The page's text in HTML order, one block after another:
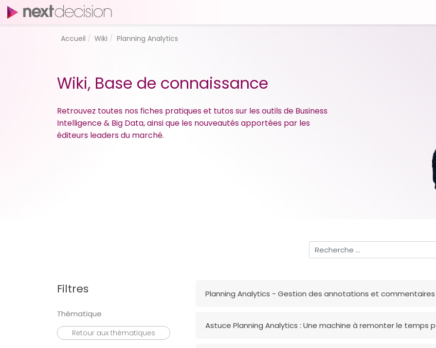
Accueil Wiki Planning Analytics
Wiki, Base de connaissance
Retrouvez toutes nos fiches pratiques et tutos sur les outils de Business
Intelligence & Big Data, ainsi que les nouveautés apportées par les
éditeurs leaders du marché.
Planning Analytics - Gestion des annotations et
Astuce Planning Analytics : Une machine à remonter le temps
Filtres
Thématique
Retour aux thématiques